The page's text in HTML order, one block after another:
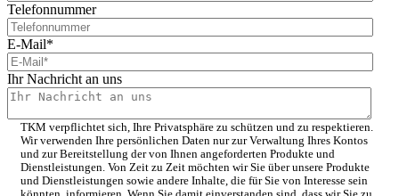
Telefonnummer
E-Mail*
Ihr Nachricht an uns
TKM verpflichtet sich, Ihre Privatsphäre zu schützen und zu respektieren.
Wir verwenden Ihre persönlichen Daten nur zur Verwaltung Ihres Kontos
und zur Bereitstellung der von Ihnen angeforderten Produkte und
Dienstleistungen. Von Zeit zu Zeit möchten wir Sie über unsere Produkte
und Dienstleistungen sowie andere Inhalte, die für Sie von Interesse sein